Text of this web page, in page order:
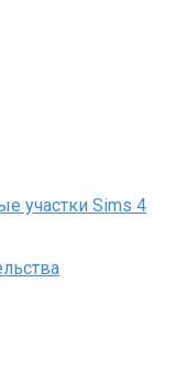
участки Sims 4